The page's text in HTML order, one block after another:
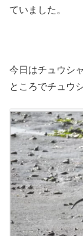
ていました。
今日はチュウシ
ところでチュウ